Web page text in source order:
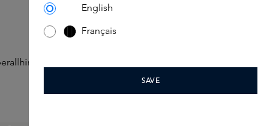
mitzunehmen
English
Français
SAVE